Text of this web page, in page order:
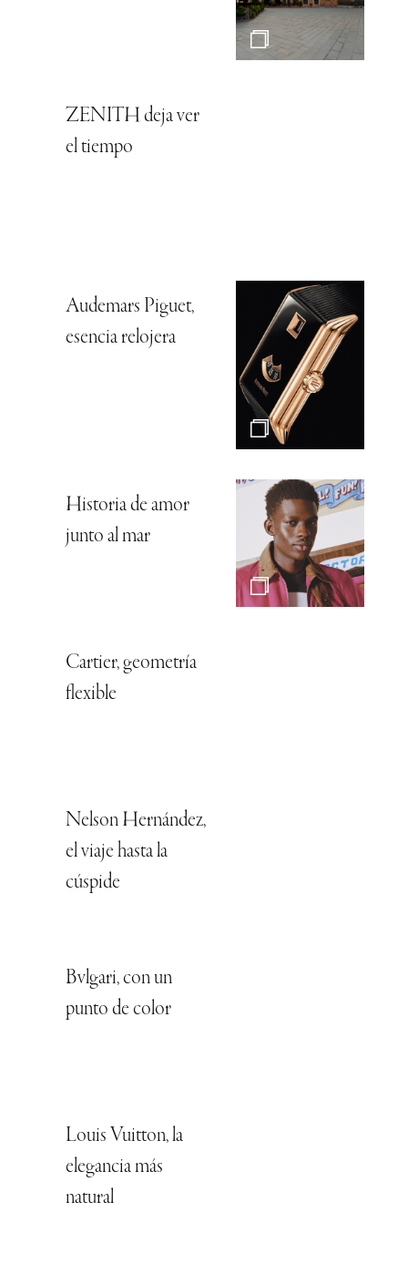
ZENITH deja ver
el tiempo
Audemars Piguet,
esencia relojera
Historia de amor
junto al mar
Cartier, geometría
flexible
Nelson Hernández,
el viaje hasta la
cúspide
Bvlgari, con un
punto de color
Louis Vuitton, la
elegancia más
natural